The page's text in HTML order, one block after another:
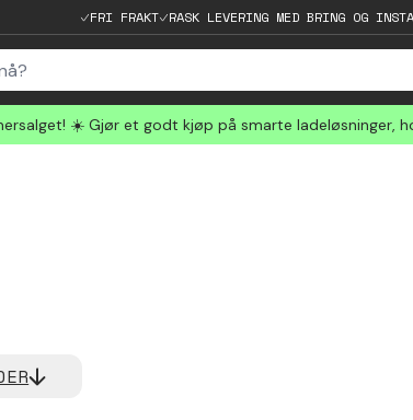
FRI FRAKT RASK LEVERING MED BRING OG
☀️ Gjør et godt kjøp på smarte ladeløsninger,